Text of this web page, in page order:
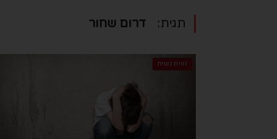
תגית: דרום שחור
זווית נשית